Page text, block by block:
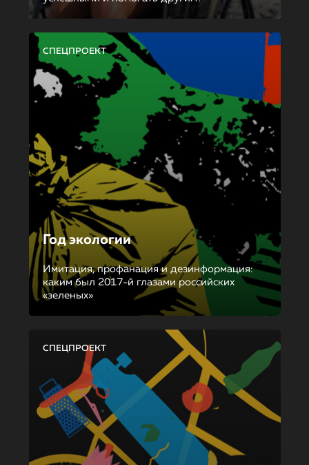
СПЕЦПРОЕКТ
Год экологии
Имитация, профанация и дезинформация:
каким был 2017-й глазами российских
«зеленых»
СПЕЦПРОЕКТ